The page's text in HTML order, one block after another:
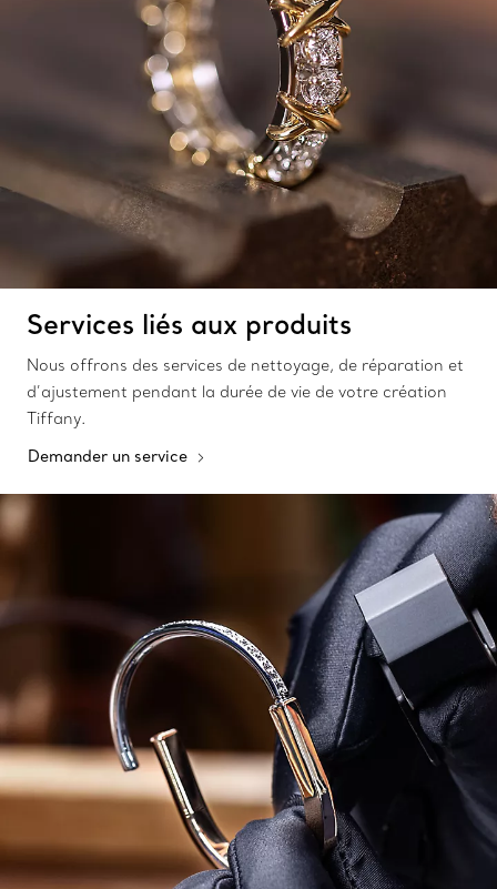
Services liés aux produits
Nous offrons des services de nettoyage, de réparation et
d’ajustement pendant la durée de vie de votre création
Tiffany.
Demander un service